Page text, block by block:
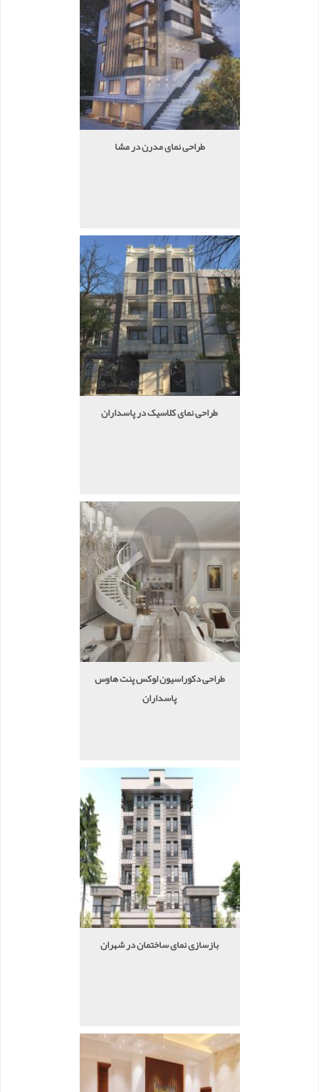
طراحی نمای مدرن در مشا
طراحی نمای کلاسیک در پاسداران
طراحی دکوراسیون لوکس پنت هاوس
پاسداران
بازسازی نمای ساختمان در شهران